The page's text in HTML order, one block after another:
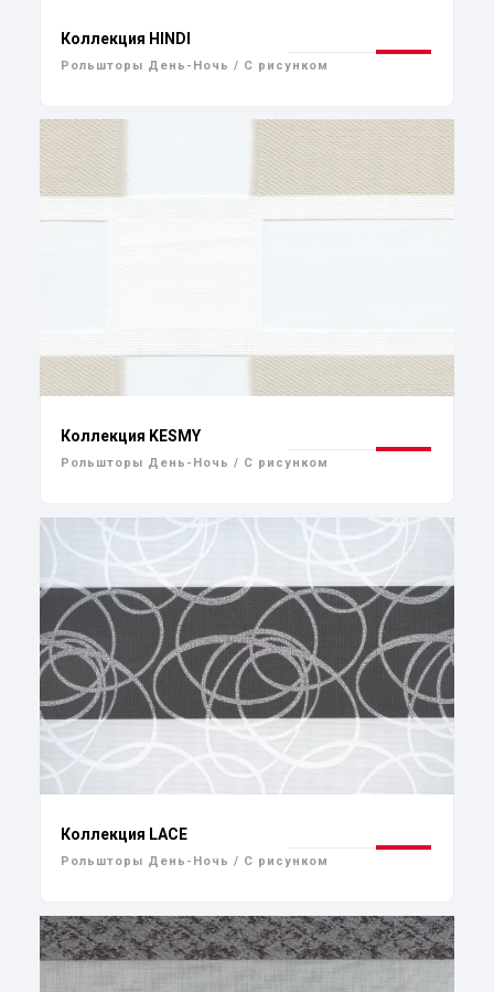
Коллекция HINDI
Рольшторы День-Ночь / С рисунком
Коллекция KESMY
Рольшторы День-Ночь / С рисунком
Коллекция LACE
Рольшторы День-Ночь / С рисунком